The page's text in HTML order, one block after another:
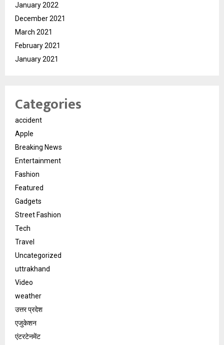
January 2022
December 2021
March 2021
February 2021
January 2021
Categories
accident
Apple
Breaking News
Entertainment
Fashion
Featured
Gadgets
Street Fashion
Tech
Travel
Uncategorized
uttrakhand
Video
weather
उत्तर प्रदेश
एजुकेशन
एंटरटेनमेंट